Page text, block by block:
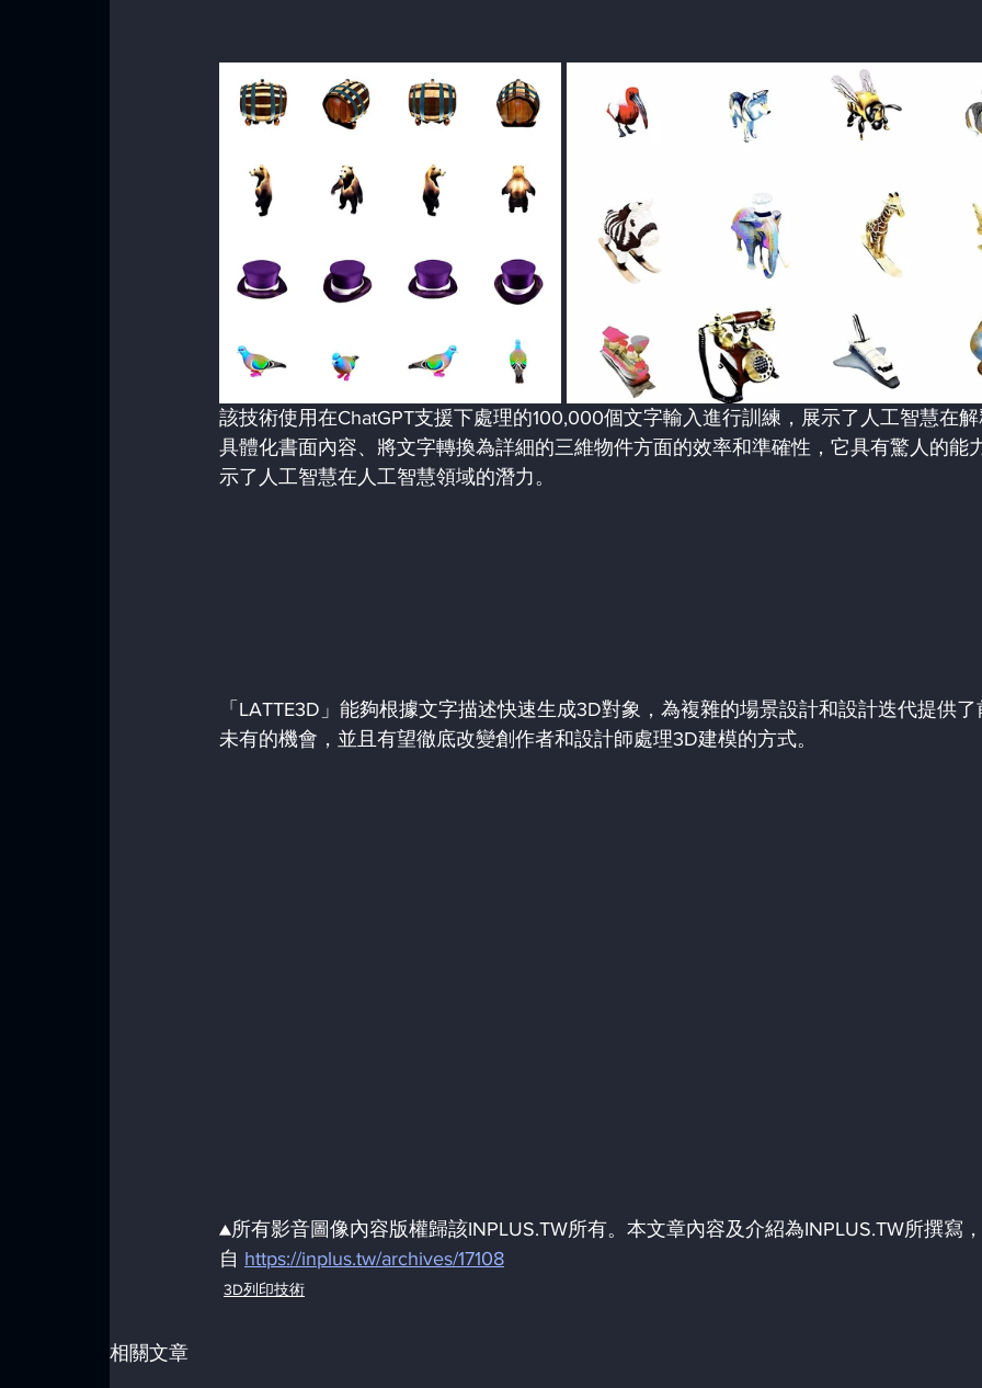
該技術使用在ChatGPT支援下處理的100,000個文字輸入進行訓練，展示了人工智慧在
具體化書面內容、將文字轉換為詳細的三維物件方面的效率和準確性，它具有驚人的能
示了人工智慧在人工智慧領域的潛力。
「LATTE3D」能夠根據文字描述快速生成3D對象，為複雜的場景設計和設計迭代提供了
未有的機會，並且有望徹底改變創作者和設計師處理3D建模的方式。
▲所有影音圖像內容版權歸該INPLUS.TW所有。本文章內容及介紹為INPLUS.TW所撰寫
自 https://inplus.tw/archives/17108
3D列印技術
相關文章